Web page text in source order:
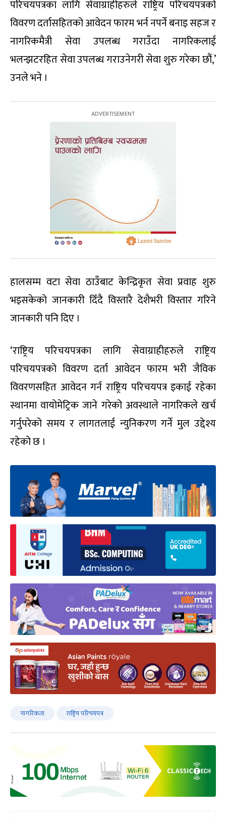
परिचयपत्रका लागि सेवाग्राहीहरुले राष्ट्रिय परिचयपत्रको
विवरण दर्तासहितको आवेदन फारम भर्न नपर्ने बनाइ सहज र
नागरिकमैत्री सेवा उपलब्ध गराउँदा नागरिकलाई
भलन्झटरहित सेवा उपलब्ध गराउनेगरी सेवा शुरु गरेका छौं,’
उनले भने ।
हालसम्म वटा सेवा ठाउँबाट केन्द्रिकृत सेवा प्रवाह शुरु
भइसकेको जानकारी दिँदै विस्तारै देशैभरी विस्तार गरिने
जानकारी पनि दिए ।
‘राष्ट्रिय परिचयपत्रका लागि सेवाग्राहीहरुले राष्ट्रिय
परिचयपत्रको विवरण दर्ता आवेदन फारम भरी जैविक
विवरणसहित आवेदन गर्न राष्ट्रिय परिचयपत्र इकाई रहेका
स्थानमा वायोमेट्रिक जाने गरेको अवस्थाले नागरिकले खर्च
गर्नुपरेको समय र लागतलाई न्युनिकरण गर्ने मुल उद्देश्य
रहेको छ ।
नागरिकता राष्ट्रिय परिचयपत्र